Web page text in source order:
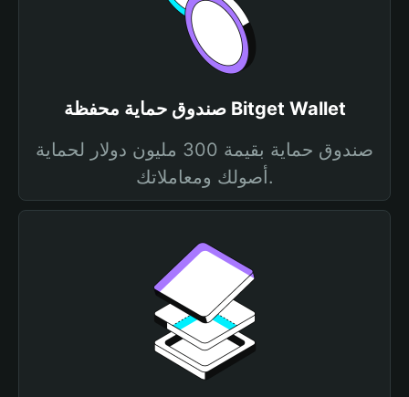
صندوق حماية محفظة Bitget Wallet
صندوق حماية بقيمة 300 مليون دولار لحماية
أصولك ومعاملاتك.